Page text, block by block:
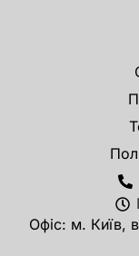
Офіс: м. Київ,